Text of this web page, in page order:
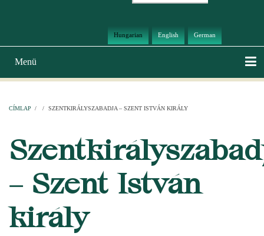
Hungarian English German
Main
navigation
Menü
CÍMLAP / / SZENTKIRÁLYSZABADJA – SZENT ISTVÁN KIRÁLY
– Szent István
király